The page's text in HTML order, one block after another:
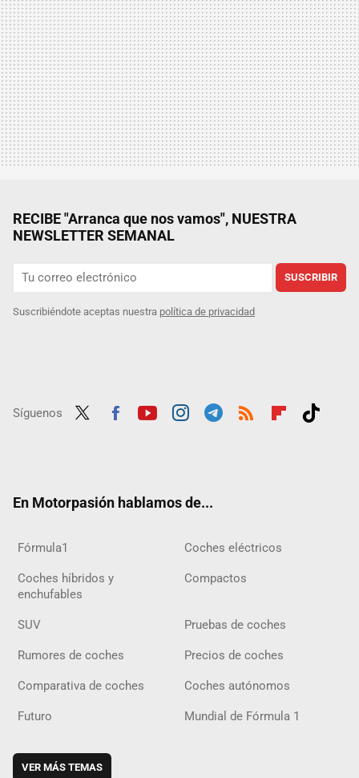
RECIBE "Arranca que nos vamos", NUESTRA
NEWSLETTER SEMANAL
SUSCRIBIR
Suscribiéndote aceptas nuestra política de privacidad
Síguenos
En Motorpasión hablamos de...
Fórmula1 Coches eléctricos
Coches híbridos y
enchufables
Compactos
SUV Pruebas de coches
Rumores de coches Precios de coches
Comparativa de coches Coches autónomos
Futuro Mundial de Fórmula 1
VER MÁS TEMAS